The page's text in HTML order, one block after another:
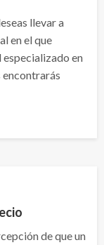
llevar a
en el que
especializado en
encontrarás
de que un